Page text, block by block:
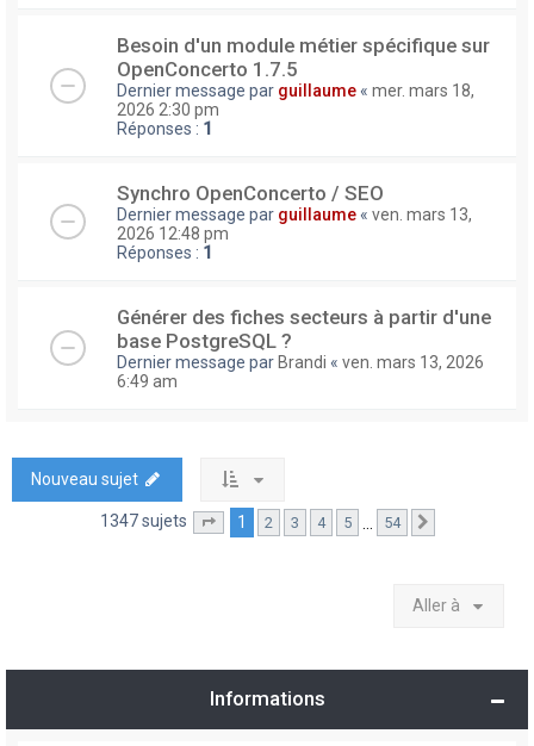
Besoin d'un module métier spécifique sur
OpenConcerto 1.7.5
Dernier message par guillaume « mer. mars 18,
2026 2:30 pm
Réponses : 1
Synchro OpenConcerto / SEO
Dernier message par guillaume « ven. mars 13,
2026 12:48 pm
Réponses : 1
Générer des fiches secteurs à partir d'une
base PostgreSQL ?
Dernier message par Brandi « ven. mars 13, 2026
6:49 am
Nouveau sujet
1347 sujets Page sur54
1 2 3 4 5 54
Aller à
Informations